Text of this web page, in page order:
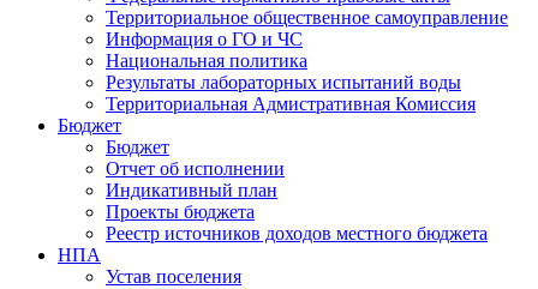
Территориальное общественное самоуправление
Информация о ГО и ЧС
Национальная политика
Результаты лабораторных испытаний воды
Территориальная Адмистративная Комиссия
Бюджет
Бюджет
Отчет об исполнении
Индикативный план
Проекты бюджета
Реестр источников доходов местного бюджета
НПА
Устав поселения